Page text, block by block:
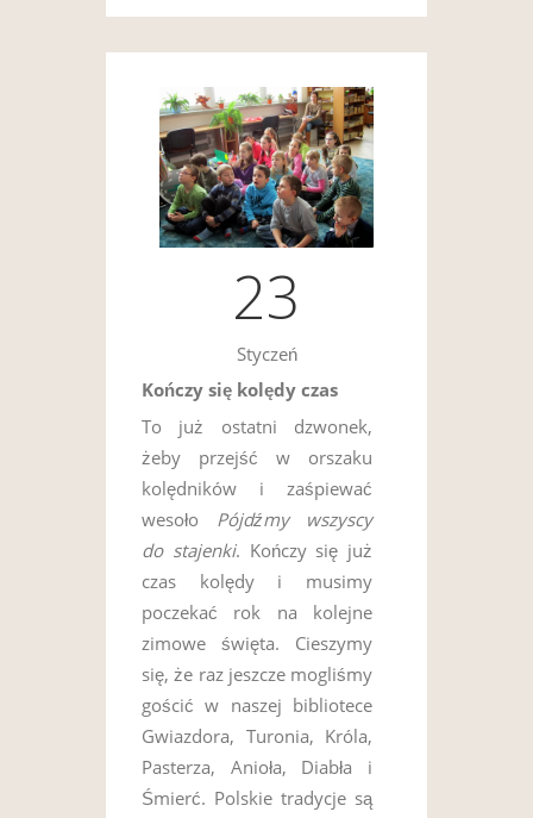
23
Styczeń
Kończy się kolędy czas
To już ostatni dzwonek,
żeby przejść w orszaku
kolędników i zaśpiewać
wesoło Pójdźmy wszyscy
do stajenki. Kończy się już
czas kolędy i musimy
poczekać rok na kolejne
zimowe święta. Cieszymy
się, że raz jeszcze mogliśmy
gościć w naszej bibliotece
Gwiazdora, Turonia, Króla,
Pasterza, Anioła, Diabła i
Śmierć. Polskie tradycje są